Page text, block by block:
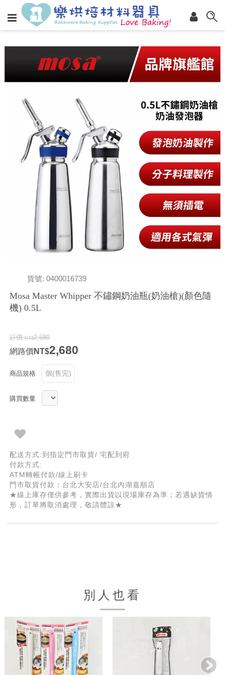
貨號: 0400016739
Mosa Master Whipper 不鏽鋼奶油瓶(奶油槍)(顏色隨
機) 0.5L
訂價: 2,680
網路價 2,680
商品規格 個(售完)
購買數量
配送方式:到指定門市取貨/ 宅配到府
付款方式:
ATM轉帳付款/線上刷卡
門市取貨付款：台北大安店/台北內湖嘉順店
★線上庫存僅供參考，實際出貨以現場庫存為準；若遇缺貨情
形，訂單將取消處理，敬請體諒★
別人也看